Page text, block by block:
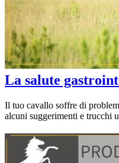
La salute
Il tuo cavallo soffre di
alcuni suggerimenti e trucchi